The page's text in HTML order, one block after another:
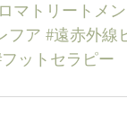
マトリートメン
フア #遠赤外線
ットセラピー